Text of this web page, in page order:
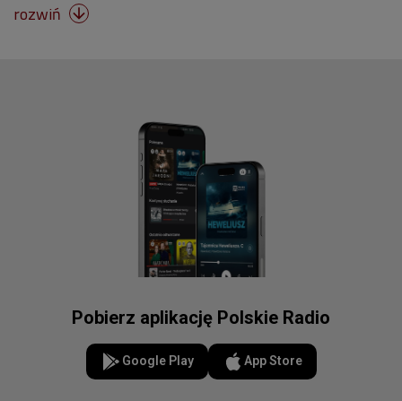
rozwiń 
Pobierz aplikację Polskie Radio
Google Play App Store